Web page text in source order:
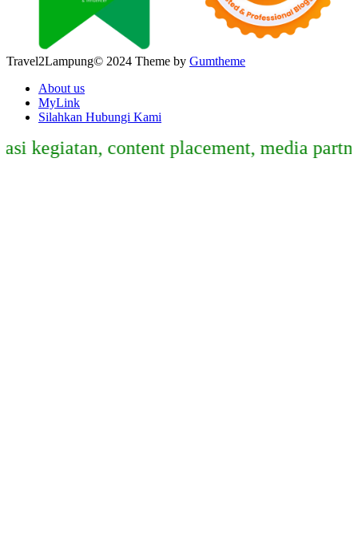
Travel2Lampung© 2024 Theme by Gumtheme
About us
MyLink
Silahkan Hubungi Kami
content placement, media partner,